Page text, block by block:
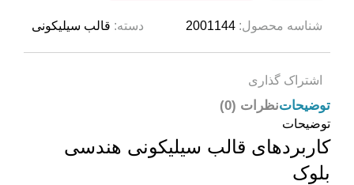
شناسه محصول: 2001144 دسته: قالب سیلیکونی
اشتراک گذاری
توضیحاتنظرات (0)
توضیحات
کاربردهای قالب سیلیکونی هندسی
بلوک